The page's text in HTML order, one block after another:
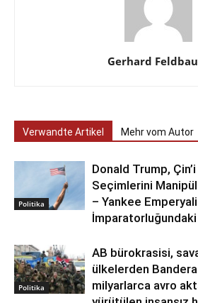
Gerhard
Verwandte Artikel Mehr vom Autor
Politika
Donald Trump,
Seçimlerini
– Yankee
Politika
AB bürokrasisi,
ülkelerden
milyarlarca avro